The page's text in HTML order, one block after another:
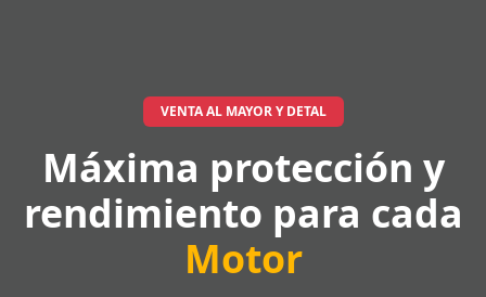
VENTA AL MAYOR Y DETAL
Máxima protección y
rendimiento para cada
Motor